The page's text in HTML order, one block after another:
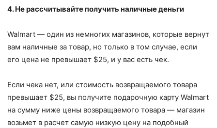
4. Не рассчитывайте получить наличные деньги
Walmart — один из немногих магазинов, которые вернут
вам наличные за товар, но только в том случае, если
его цена не превышает $25, и у вас есть чек.
Если чека нет, или стоимость возвращаемого товара
превышает $25, вы получите подарочную карту Walmart
на сумму ниже цены возвращаемого товара — магазин
возьмет в расчет самую низкую цену на подобный